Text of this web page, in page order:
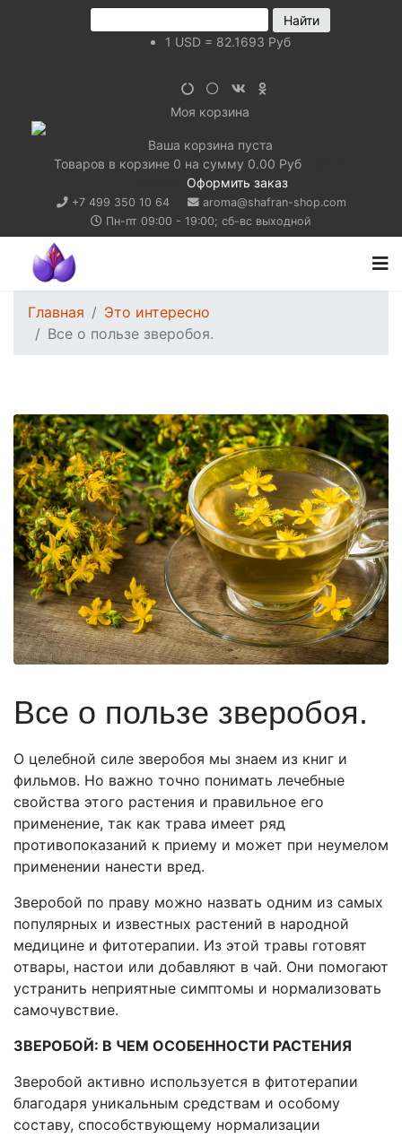
1 USD = 82.1693 Руб
Моя корзина
Ваша корзина пуста
Товаров в корзине 0 на сумму 0.00 Руб
Оформить заказ
+7 499 350 10 64
aroma@shafran-shop.com
Пн-пт 09:00 - 19:00; сб-вс выходной
Главная
Это интересно
Все о пользе зверобоя.
Все о пользе зверобоя.
О целебной силе зверобоя мы знаем из книг и
фильмов. Но важно точно понимать лечебные
свойства этого растения и правильное его
применение, так как трава имеет ряд
противопоказаний к приему и может при неумелом
применении нанести вред.
Зверобой по праву можно назвать одним из самых
популярных и известных растений в народной
медицине и фитотерапии. Из этой травы готовят
отвары, настои или добавляют в чай. Они помогают
устранить неприятные симптомы и нормализовать
самочувствие.
ЗВЕРОБОЙ: В ЧЕМ ОСОБЕННОСТИ РАСТЕНИЯ
Зверобой активно используется в фитотерапии
благодаря уникальным средствам и особому
составу, способствующему нормализации